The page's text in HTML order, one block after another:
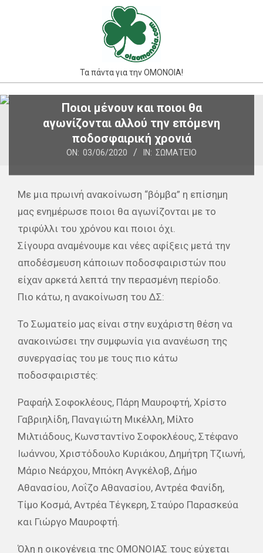
Τα πάντα για την ΟΜΟΝΟΙΑ!
Primary
Ποιοι μένουν και ποιοι θα
αγωνίζονται αλλού την επόμενη
ποδοσφαιρική χρονιά
ON: 03/06/2020 IN: ΣΩΜΑΤΕΊΟ
Με μια πρωινή ανακοίνωση “βόμβα” η επίσημη
μας ενημέρωσε ποιοι θα αγωνίζονται με το
τριφύλλι του χρόνου και ποιοι όχι.
Σίγουρα αναμένουμε και νέες αφίξεις μετά την
αποδέσμευση κάποιων ποδοσφαιριστών που
είχαν αρκετά λεπτά την περασμένη περίοδο.
Πιο κάτω, η ανακοίνωση του ΔΣ:
Το Σωματείο μας είναι στην ευχάριστη θέση να
ανακοινώσει την συμφωνία για ανανέωση της
συνεργασίας του με τους πιο κάτω
ποδοσφαιριστές:
Ραφαήλ Σοφοκλέους, Πάρη Μαυροφτή, Χρίστο
Γαβριηλίδη, Παναγιώτη Μικέλλη, Μίλτο
Μιλτιάδους, Κωνσταντίνο Σοφοκλέους, Στέφανο
Ιωάννου, Χριστόδουλο Κυριάκου, Δημήτρη Τζιωνή,
Μάριο Νεάρχου, Μπόκη Ανγκέλοβ, Δήμο
Αθανασίου, Λοΐζο Αθανασίου, Αντρέα Φανίδη,
Τίμο Κοσμά, Αντρέα Τέγκερη, Σταύρο Παρασκεύα
και Γιώργο Μαυροφτή.
Όλη η οικογένεια της ΟΜΟΝΟΙΑΣ τους εύχεται